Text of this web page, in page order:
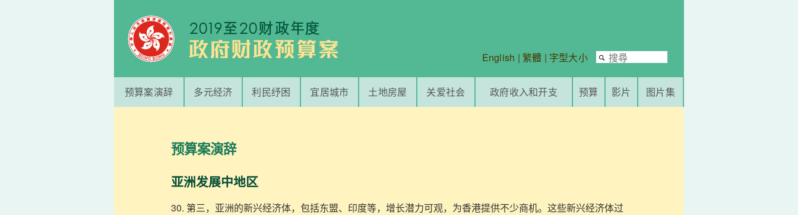
English | 繁體 | 字型大小
预算案演辞 多元经济 利民纾困 宜居城市 土地房屋 关爱社会 政府收入和开支 预算 影片 图片集
预算案演辞
亚洲发展中地区
30. 第三，亚洲的新兴经济体，包括东盟、印度等，增长潜力可观，为香港提供不少商机。这些新兴经济体过